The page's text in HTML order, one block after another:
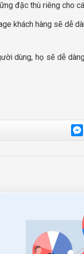
đặc thù riêng cho
khách hàng sẽ dễ
dùng, họ sẽ dễ